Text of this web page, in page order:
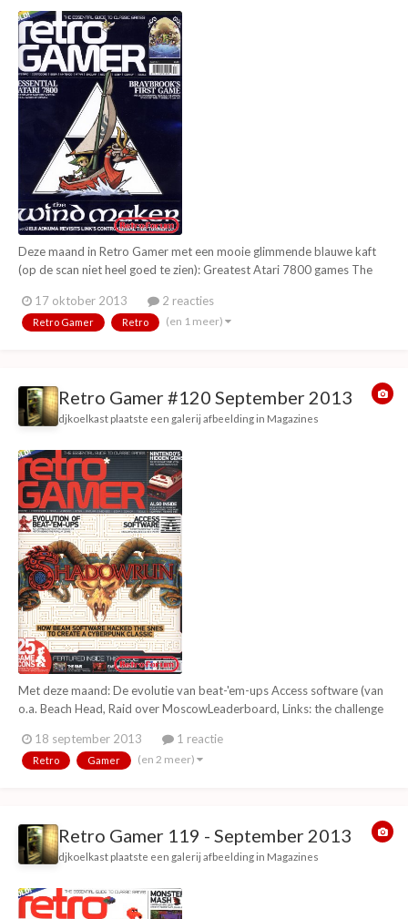
Deze maand in Retro Gamer met een mooie glimmende blauwe kaft
(op de scan niet heel goed te zien): Greatest Atari 7800 games The
classic compilations Ontwikkelaar English Software Strider: the
ultimate guide Tobal 2: Import only...
17 oktober 2013 2 reacties
Retro Gamer Retro (en 1 meer)
Retro Gamer #120 September 2013
djkoelkast plaatste een galerij afbeelding in Magazines
Met deze maand: De evolutie van beat-'em-ups Access software (van
o.a. Beach Head, Raid over MoscowLeaderboard, Links: the challenge
System spellen The making of Shadowrun Tafel RPG's die
computergames zijn geworden 25 game ic...
18 september 2013 1 reactie
Retro Gamer (en 2 meer)
Retro Gamer 119 - September 2013
djkoelkast plaatste een galerij afbeelding in Magazines